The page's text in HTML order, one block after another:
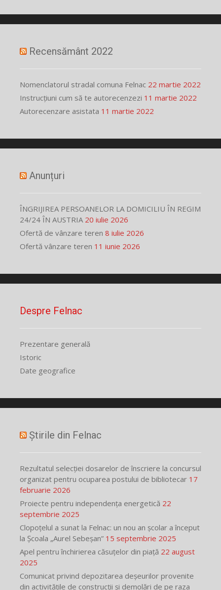
Recensământ 2022
Nomenclatorul stradal comuna Felnac 22 martie 2022
Instrucțiuni cum să te autorecenzezi 11 martie 2022
Autorecenzare asistata 11 martie 2022
Anunțuri
ÎNGRIJIREA PERSOANELOR LA DOMICILIU ÎN REGIM
24/24 ÎN AUSTRIA 20 iulie 2026
Ofertă de vânzare teren 8 iulie 2026
Ofertă vânzare teren 11 iunie 2026
Despre Felnac
Prezentare generală
Istoric
Date geografice
Știrile din Felnac
Rezultatul selecției dosarelor de înscriere la concursul
organizat pentru ocuparea postului de bibliotecar 17
februarie 2026
Proiecte pentru independența energetică 22
septembrie 2025
Clopoțelul a sunat la Felnac: un nou an școlar a început
la Școala „Aurel Sebeșan” 15 septembrie 2025
Apel pentru închirierea căsuțelor din piață 22 august
2025
Comunicat privind depozitarea deșeurilor provenite
din activitățile de construcții și demolări de pe raza